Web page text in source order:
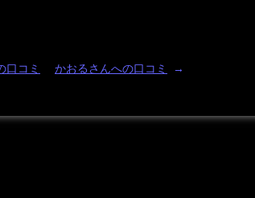
口コミ かおるさんへの口コミ →